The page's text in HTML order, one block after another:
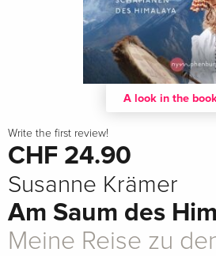
A look in the
Write the first review!
CHF 24.90
Susanne Krämer
Am Saum des
Meine Reise zu